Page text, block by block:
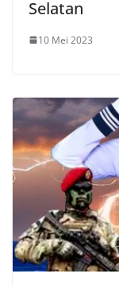
Selatan
10 Mei 2023